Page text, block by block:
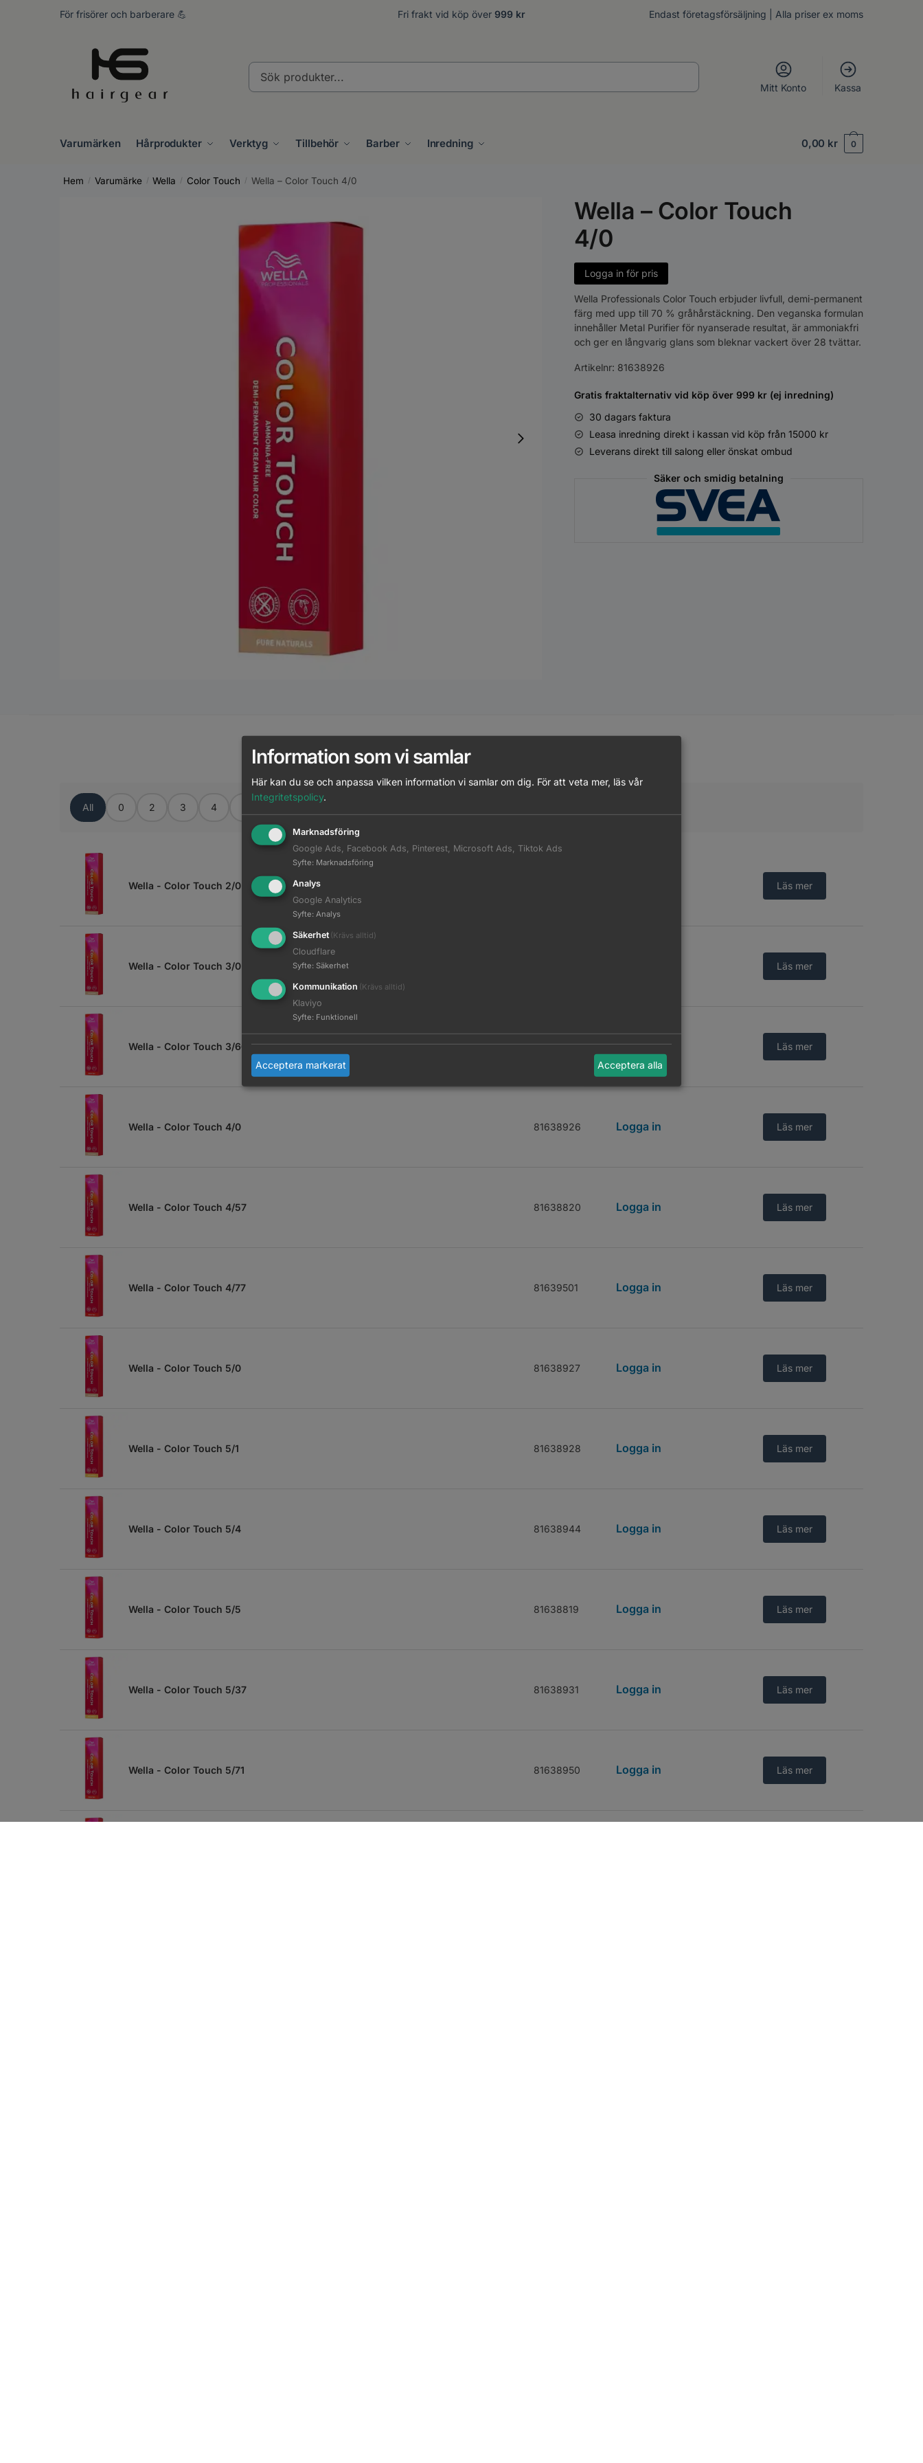
För frisörer och barberare 💪 Fri frakt vid köp över 999 kr Endast företagsförsäljning | Alla priser ex moms
Sök
produkter...
Mitt Konto Kassa
Varumärken Hårprodukter Verktyg Tillbehör Barber Inredning 0,00 kr 0
Hem / Varumärke / Wella / Color Touch / Wella – Color Touch 4/0
Wella – Color Touch
4/0
Logga in för pris
Wella Professionals Color Touch erbjuder livfull, demi-permanent
färg med upp till 70 % gråhårstäckning. Den veganska formulan
innehåller Metal Purifier för nyanserade resultat, är ammoniakfri
och ger en långvarig glans som bleknar vackert över 28 tvättar.
Artikelnr: 81638926
Gratis fraktalternativ vid köp över 999 kr (ej inredning)
30 dagars faktura
Leasa inredning direkt i kassan vid köp från 15000 kr
Leverans direkt till salong eller önskat ombud
Säker och smidig betalning
Matchande Produkter Beskrivning
All 0 2 3 4
Wella - Color Touch 2/0 Läs mer
Wella - Color Touch 3/0 Läs mer
Wella - Color Touch 3/66 81638960 Logga in Läs mer
Wella - Color Touch 4/0 81638926 Logga in Läs mer
Wella - Color Touch 4/57 81638820 Logga in Läs mer
Wella - Color Touch 4/77 81639501 Logga in Läs mer
Wella - Color Touch 5/0 81638927 Logga in Läs mer
Wella - Color Touch 5/1 81638928 Logga in Läs mer
Wella - Color Touch 5/4 81638944 Logga in Läs mer
Wella - Color Touch 5/5 81638819 Logga in Läs mer
Wella - Color Touch 5/37 81638931 Logga in Läs mer
Wella - Color Touch 5/71 81638950 Logga in Läs mer
Information som vi samlar
Här kan du se och anpassa vilken information vi samlar om dig. För att veta mer, läs vår
Integritetspolicy.
Marknadsföring
Google Ads, Facebook Ads, Pinterest, Microsoft Ads, Tiktok Ads
Syfte: Marknadsföring
Analys
Google Analytics
Syfte: Analys
Säkerhet (Krävs alltid)
Cloudflare
Syfte: Säkerhet
Kommunikation (Krävs alltid)
Klaviyo
Syfte: Funktionell
Acceptera markerat Acceptera alla